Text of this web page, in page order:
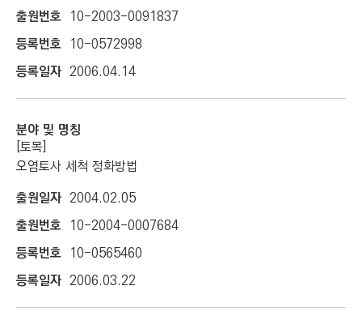
10-2003-0091837
10-0572998
2006.04.14
[토목]
오염토사 세척 정화방법
2004.02.05
10-2004-0007684
10-0565460
2006.03.22